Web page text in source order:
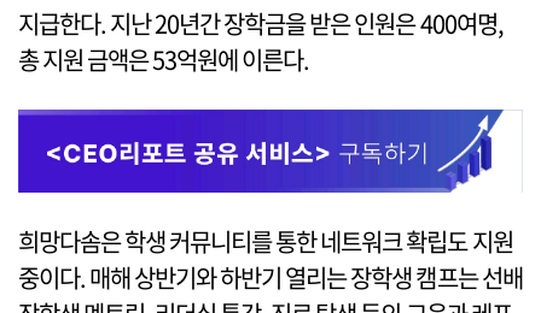
지급한다. 지난 20년간 장학금을 받은 인원은 400여명,
총 지원 금액은 53억원에 이른다.
희망다솜은 학생 커뮤니티를 통한 네트워크 확립도 지원
중이다. 매해 상반기와 하반기 열리는 장학생 캠프는 선배